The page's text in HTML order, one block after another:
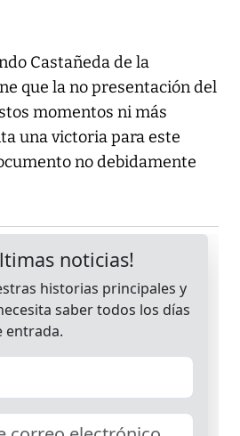
Castañeda de la
que la no presentación del
momentos ni más
una victoria para este
no debidamente